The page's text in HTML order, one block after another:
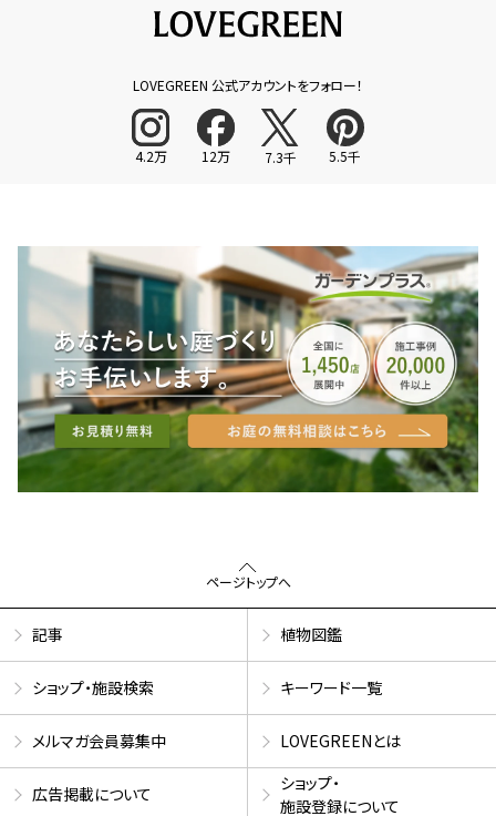
LOVEGREEN 公式アカウントをフォロー！
4.2万 12万 7.3千 5.5千
ページトップへ
記事 植物図鑑
ショップ・施設検索 キーワード一覧
メルマガ会員募集中 LOVEGREENとは
広告掲載について
ショップ・
施設登録について